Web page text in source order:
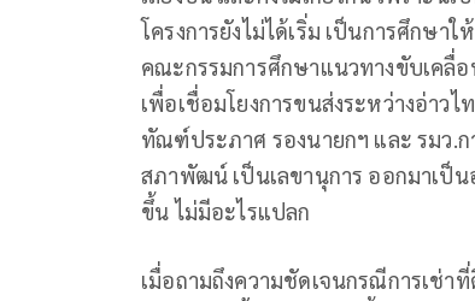
โครงการยังไม่ได้เริ่ม เป็นการศึกษ
คณะกรรมการศึกษาแนวทางขับเคลื่
เพื่อเชื่อมโยงการขนส่งระหว่างอ่า
ทัณฑ์ประภาศ รองนายกฯ และ รมว.
สภาพัฒน์ เป็นเลขานุการ ออกมาเป็
ขึ้น ไม่มีอะไรแปลก
เมื่อถามถึงความชัดเจนกรณีการเช่า